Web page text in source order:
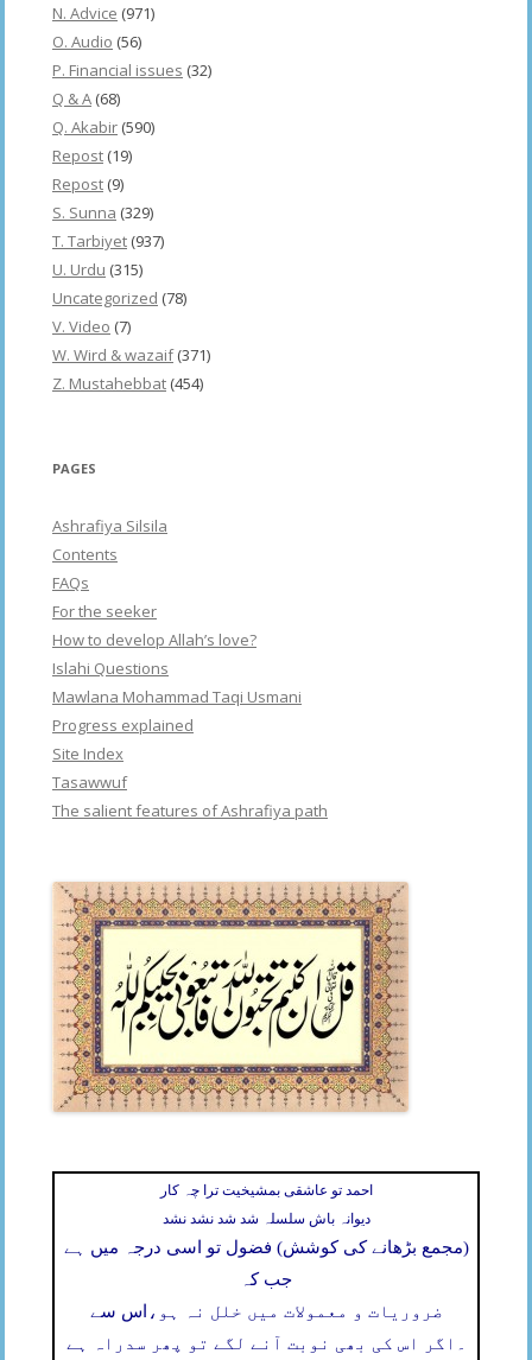
N. Advice (971)
O. Audio (56)
P. Financial issues (32)
Q & A (68)
Q. Akabir (590)
Repost (19)
Repost (9)
S. Sunna (329)
T. Tarbiyet (937)
U. Urdu (315)
Uncategorized (78)
V. Video (7)
W. Wird & wazaif(371)
Z. Mustahebbat (454)
PAGES
Ashrafiya Silsila
Contents
FAQs
For the seeker
How to develop Allah’s love?
Islahi Questions
Mawlana Mohammad Taqi Usmani
Progress explained
Site Index
Tasawwuf
The salient features of Ashrafiya path
احمد تو عاشقی بمشیخیت ترا چہ کار
دیوانہ باش سلسلہ شد شد نشد نشد
(مجمع بڑھانے کی کوشش) فضول تو اسی درجہ میں ہے
جب کہ
اس سے ضروریات و معمولات میں خلل نہ ہو،
اگر اس کی بھی نوبت آنے لگے تو پھر سدراہ ہے